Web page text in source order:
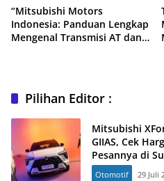
“Mitsubishi Motors
Indonesia: Panduan Lengkap
Mengenal Transmisi AT dan
Pilihan Editor :
Mitsubishi
GIIAS, Cek
Pesannya di
Otomotif 29 Juli